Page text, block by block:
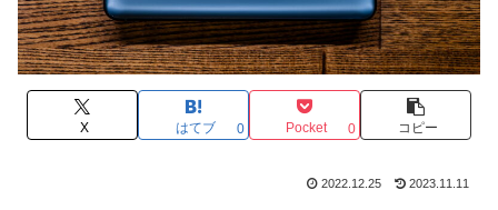
X はてブ 0 Pocket 0 コピー
2022.12.25 2023.11.11